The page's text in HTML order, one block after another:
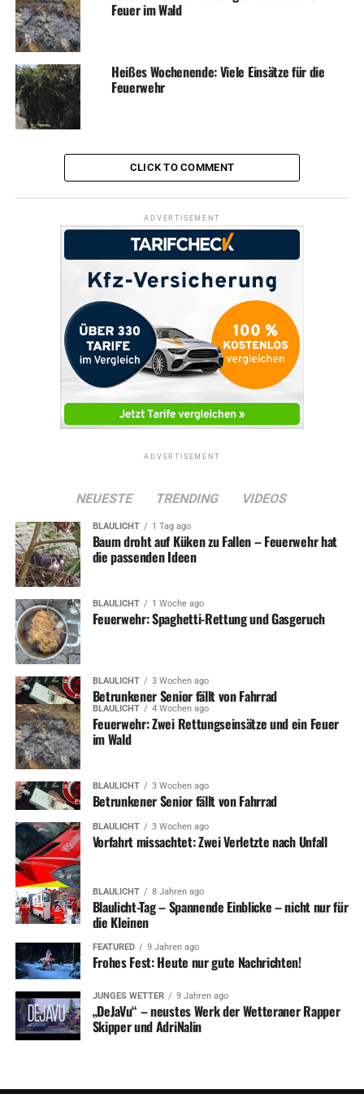
RELATED TOPICS: BLAULICHT FEUERWEHR
UP NEXT
Diebe klauen Postkasten
DON'T MISS
Wieder Teilediebe im Autohaus
Feuer im Wald
Heißes Wochenende: Viele Einsätze für die
Feuerwehr
CLICK TO COMMENT
ADVERTISEMENT
ADVERTISEMENT
NEUESTE TRENDING VIDEOS
BLAULICHT 1 Tag ago
Baum droht auf Küken zu Fallen – Feuerwehr hat
die passenden Ideen
BLAULICHT 1 Woche ago
Feuerwehr: Spaghetti-Rettung und Gasgeruch
BLAULICHT 3 Wochen ago
Betrunkener Senior fällt von Fahrrad
BLAULICHT 4 Wochen ago
Feuerwehr: Zwei Rettungseinsätze und ein Feuer
im Wald
BLAULICHT 3 Wochen ago
Betrunkener Senior fällt von Fahrrad
BLAULICHT 3 Wochen ago
Vorfahrt missachtet: Zwei Verletzte nach Unfall
BLAULICHT 8 Jahren ago
Blaulicht-Tag – Spannende Einblicke – nicht nur für
die Kleinen
FEATURED 9 Jahren ago
Frohes Fest: Heute nur gute Nachrichten!
JUNGES WETTER 9 Jahren ago
„DeJaVu“ – neustes Werk der Wetteraner Rapper
Skipper und AdriNalin